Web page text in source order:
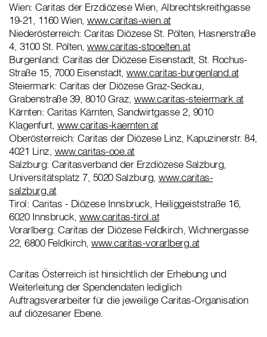
Wien: Caritas der Erzdiözese Wien, Albrechtskreithgasse
19-21, 1160 Wien, www.caritas-wien.at
Niederösterreich: Caritas Diözese St. Pölten, Hasnerstraße
4, 3100 St. Pölten, www.caritas-stpoelten.at
Burgenland: Caritas der Diözese Eisenstadt, St. Rochus-
Straße 15, 7000 Eisenstadt, www.caritas-burgenland.at
Steiermark: Caritas der Diözese Graz-Seckau,
Grabenstraße 39, 8010 Graz, www.caritas-steiermark.at
Kärnten: Caritas Kärnten, Sandwirtgasse 2, 9010
Klagenfurt, www.caritas-kaernten.at
Oberösterreich: Caritas der Diözese Linz, Kapuzinerstr. 84,
4021 Linz, www.caritas-ooe.at
Salzburg: Caritasverband der Erzdiözese Salzburg,
Universitätsplatz 7, 5020 Salzburg, www.caritas-
salzburg.at
Tirol: Caritas - Diözese Innsbruck, Heiliggeiststraße 16,
6020 Innsbruck, www.caritas-tirol.at
Vorarlberg: Caritas der Diözese Feldkirch, Wichnergasse
22, 6800 Feldkirch, www.caritas-vorarlberg.at
Caritas Österreich ist hinsichtlich der Erhebung und
Weiterleitung der Spendendaten lediglich
Auftragsverarbeiter für die jeweilige Caritas-Organisation
auf diözesaner Ebene.